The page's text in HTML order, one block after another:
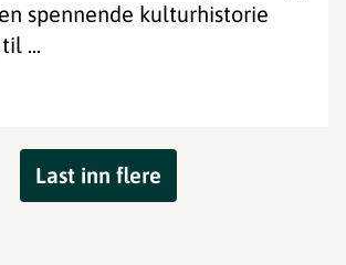
spennende kulturhistorie
...
Last inn flere